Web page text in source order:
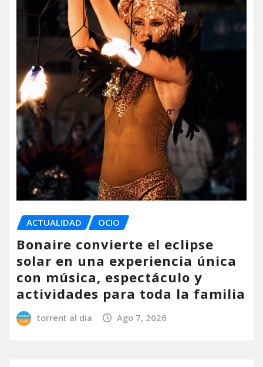
ACTUALIDAD OCIO
Bonaire convierte el eclipse
solar en una experiencia única
con música, espectáculo y
actividades para toda la familia
torrent al dia Ago 7, 2026